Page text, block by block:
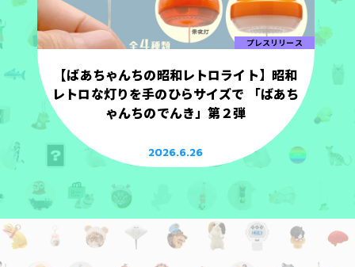
プレスリリース
【ばあちゃんちの昭和レトロライト】昭和
レトロな灯りを手のひらサイズで 「ばあち
ゃんちのでんき」第２弾
2026.6.26